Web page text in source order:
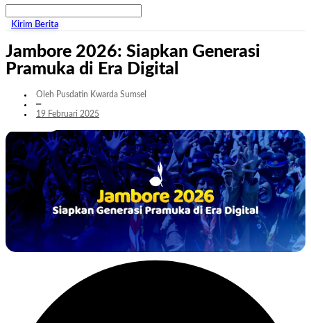
Kirim Berita
Jambore 2026: Siapkan Generasi
Pramuka di Era Digital
Oleh Pusdatin Kwarda Sumsel
━
19 Februari 2025